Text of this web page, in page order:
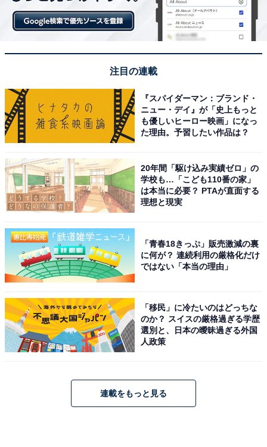
注目の連載
『スパイダーマン：ブランド・
ニュー・デイ』が「史上もっと
も優しいヒーロー映画」になっ
た理由。予習したい作品は？
20年間「駆け込み実績ゼロ」の
学校も…「こども110番の家」
は本当に必要？ PTAが直面する
理想と現実
「青春18きっぷ」販売激減の裏
に何が？ 連続利用の厳格化だけ
ではない「本当の理由」
「移民」に冷たいのはどっちな
のか？ スイスの厳格過ぎる学歴
選別と、日本の曖昧過ぎる外国
人政策
連載をもっと見る